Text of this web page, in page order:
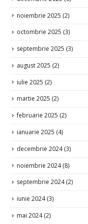
noiembrie 2025 (2)
octombrie 2025 (3)
septembrie 2025 (3)
august 2025 (2)
iulie 2025 (2)
martie 2025 (2)
februarie 2025 (2)
ianuarie 2025 (4)
decembrie 2024 (3)
noiembrie 2024 (8)
septembrie 2024 (2)
iunie 2024 (3)
mai 2024 (2)